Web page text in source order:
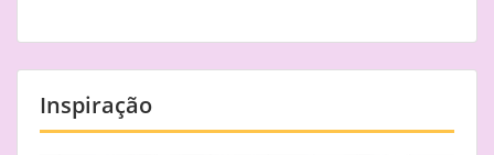
Inspiração